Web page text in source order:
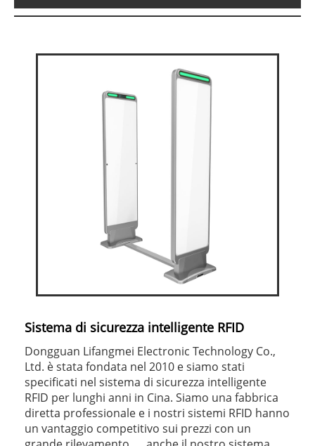
Sistema di sicurezza intelligente RFID
Dongguan Lifangmei Electronic Technology Co.,
Ltd. è stata fondata nel 2010 e siamo stati
specificati nel sistema di sicurezza intelligente
RFID per lunghi anni in Cina. Siamo una fabbrica
diretta professionale e i nostri sistemi RFID hanno
un vantaggio competitivo sui prezzi con un